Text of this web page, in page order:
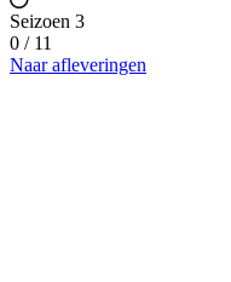
Seizoen 3
0 / 11
Naar afleveringen